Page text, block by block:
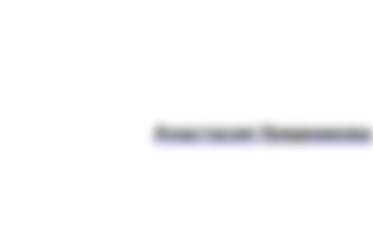
Анастасия Урядникова